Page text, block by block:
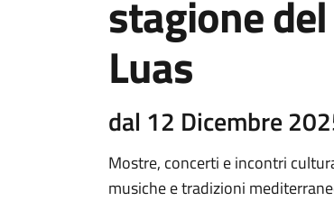
stagione
Luas
dal 12 Dicembre
Mostre, concerti e incontri
musiche e tradizioni